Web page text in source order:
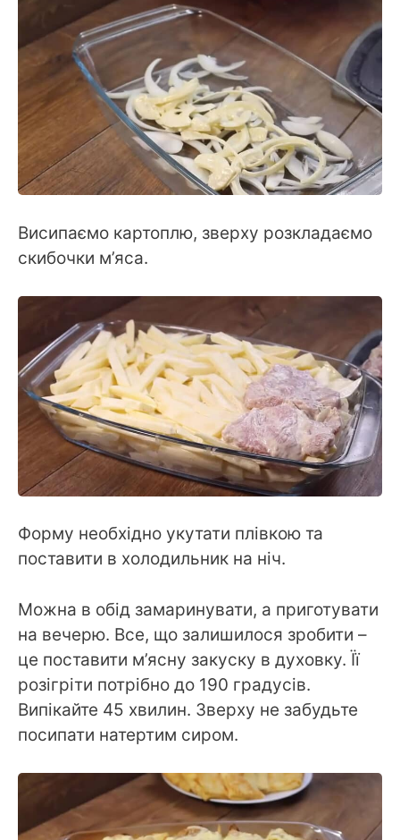
Висипаємо картоплю, зверху розкладаємо
скибочки м’яса.
Форму необхідно укутати плівкою та
поставити в холодильник на ніч.
Можна в обід замаринувати, а приготувати
на вечерю. Все, що залишилося зробити –
це поставити м’ясну закуску в духовку. Її
розігріти потрібно до 190 градусів.
Випікайте 45 хвилин. Зверху не забудьте
посипати натертим сиром.